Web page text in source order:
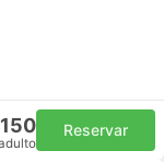
Reservar